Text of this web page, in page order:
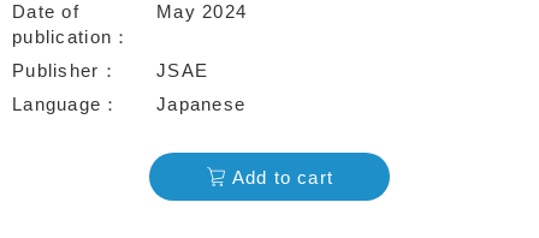
Date of
publication
May 2024
Publisher
JSAE
Language
Japanese
Add to cart